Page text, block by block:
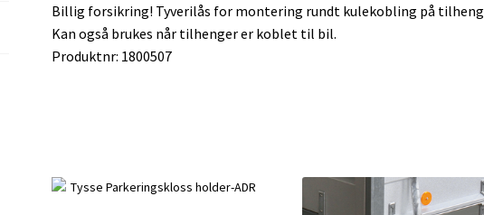
Billig forsikring! Tyverilås for montering rundt kulekobling på
Kan også brukes når tilhenger er koblet til bil.
Produktnr: 1800507